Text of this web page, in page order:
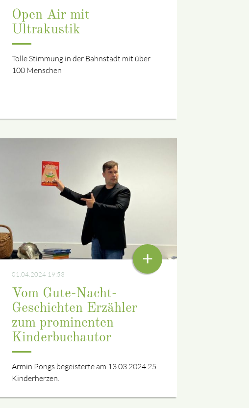
Open Air mit
Ultrakustik
Tolle Stimmung in der Bahnstadt mit über
100 Menschen
01.04.2024 19:53
Vom Gute-Nacht-
Geschichten Erzähler
zum prominenten
Kinderbuchautor
Armin Pongs begeisterte am 13.03.2024 25
Kinderherzen.
+